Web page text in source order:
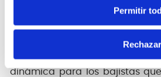
Permitir
Rechazar
estrangularlo para un tono
Se puede usar una perilla de
para suavizar los
presencia a su ataque, así
dinámica para los bajistas